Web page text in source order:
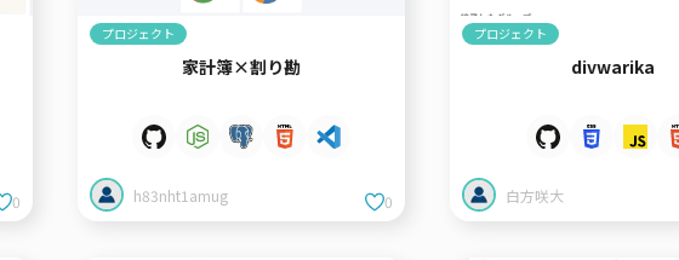
0
プロジェクト
家計簿×割り勘
h83nht1amug 0
プロジェクト
divwarika
白方咲大